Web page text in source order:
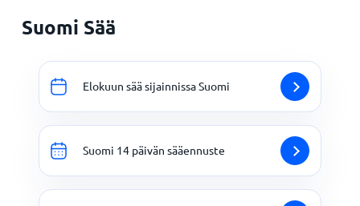
Suomi Sää
Elokuun sää sijainnissa Suomi
Suomi 14 päivän sääennuste